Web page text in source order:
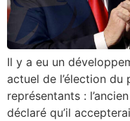
Il y a eu un
actuel de l’élection du
représentants :
déclaré qu’il